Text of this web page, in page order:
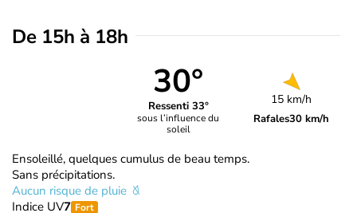
De 15h à 18h
30°
Ressenti 33°
sous l’influence du
soleil
15 km/h
Rafales30 km/h
Ensoleillé, quelques cumulus de beau temps.
Sans précipitations.
Aucun risque de pluie
Indice UV7 Fort